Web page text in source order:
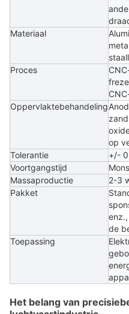
Materiaal
Proces
Oppervlaktebehandeling
op
Tolerantie
+/-
Voortgangstijd
Massaproductie
2-3
Pakket
de
Toepassing
Het belang van